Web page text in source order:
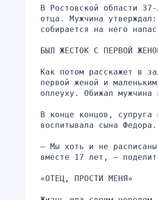
В Ростовской области
отца. Мужчина
собирается на него
БЫЛ ЖЕСТОК С ПЕРВОЙ
Как потом расскажет в
первой женой и
оплеуху. Обижал
В конце концов, супруга
воспитывала сына
– Мы хоть и не
вместе 17 лет, –
«ОТЕЦ, ПРОСТИ МЕНЯ»